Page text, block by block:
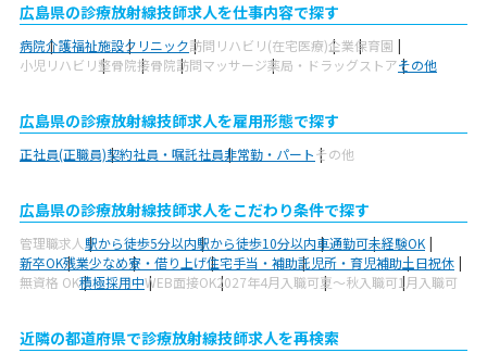
広島県の診療放射線技師求人を仕事内容で探す
病院介護福祉施設クリニック訪問リハビリ(在宅医療)企業保育園
小児リハビリ整骨院接骨院訪問マッサージ薬局・ドラッグストアその他
広島県の診療放射線技師求人を雇用形態で探す
正社員(正職員)契約社員・嘱託社員非常勤・パートその他
広島県の診療放射線技師求人をこだわり条件で探す
管理職求人駅から徒歩5分以内駅から徒歩10分以内車通勤可未経験OK
新卒OK残業少なめ寮・借り上げ住宅手当・補助託児所・育児補助土日祝休
無資格 OK積極採用中WEB面接OK2027年4月入職可夏～秋入職可1月入職可
近隣の都道府県で診療放射線技師求人を再検索